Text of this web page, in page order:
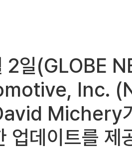
2일
Inc.
Michery
업데이트를 제